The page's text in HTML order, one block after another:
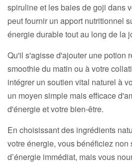
spiruline et les baies de goji dans
peut fournir un apport nutritionnel
énergie durable tout au long de la
Qu'il s'agisse d'ajouter une potion
smoothie du matin ou à votre
intégrer un soutien vital naturel à
un moyen simple mais efficace
d'énergie et votre bien-être.
En choisissant des ingrédients
votre énergie, vous bénéficiez non
d’énergie immédiat, mais vous